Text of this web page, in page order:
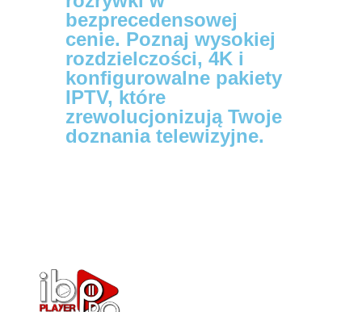
bezprecedensowej
cenie. Poznaj wysokiej
rozdzielczości, 4K i
konfigurowalne pakiety
IPTV, które
zrewolucjonizują Twoje
doznania telewizyjne.